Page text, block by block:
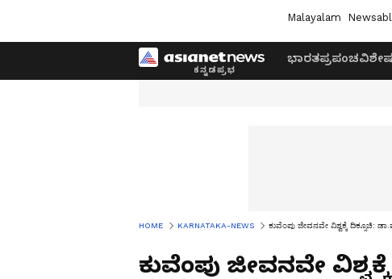
Malayalam
ಭಾರತಪ್ರಪಂಚವಿಶೇಷ
HOME KARNATAKA-NEWS ಕುವೆಂಪು ಜೀವನವೇ ವಿಶ್ವಕ್ಕೆ ದಿಕ್ಸೂಚಿ:
ಕುವೆಂಪು ಜೀವನವೇ